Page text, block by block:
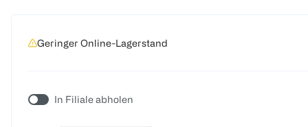
Geringer Online-Lagerstand
In Filiale abholen